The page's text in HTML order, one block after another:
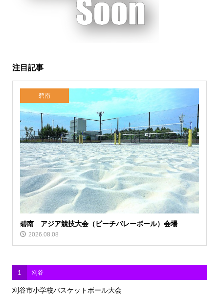
注目記事
碧南
碧南 アジア競技大会（ビーチバレーボール）会場
2026.08.08
1 刈谷
刈谷市小学校バスケットボール大会